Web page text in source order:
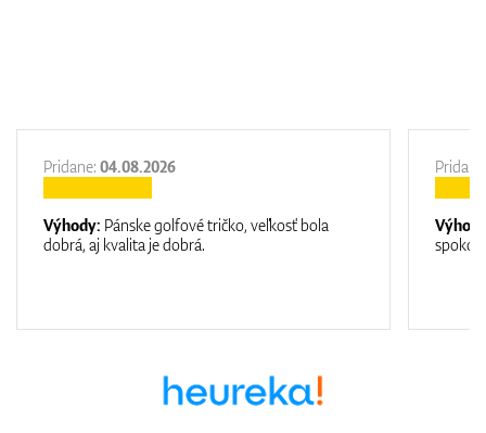
Pridane: 04.08.2026
Výhody: Pánske golfové tričko, veľkosť bola
dobrá, aj kvalita je dobrá.